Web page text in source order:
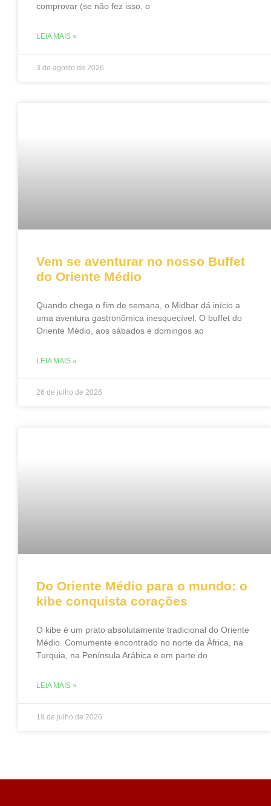
comprovar (se não fez isso, o
LEIA MAIS »
3 de agosto de 2026
Vem se aventurar no nosso Buffet
do Oriente Médio
Quando chega o fim de semana, o Midbar dá início a
uma aventura gastronômica inesquecível. O buffet do
Oriente Médio, aos sábados e domingos ao
LEIA MAIS »
26 de julho de 2026
Do Oriente Médio para o mundo: o
kibe conquista corações
O kibe é um prato absolutamente tradicional do Oriente
Médio. Comumente encontrado no norte da África, na
Turquia, na Península Arábica e em parte do
LEIA MAIS »
19 de julho de 2026